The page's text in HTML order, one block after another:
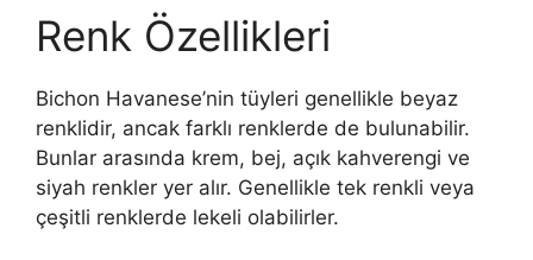
Renk Özellikleri
Bichon Havanese’nin tüyleri genellikle beyaz
renklidir, ancak farklı renklerde de bulunabilir.
Bunlar arasında krem, bej, açık kahverengi ve
siyah renkler yer alır. Genellikle tek renkli veya
çeşitli renklerde lekeli olabilirler.